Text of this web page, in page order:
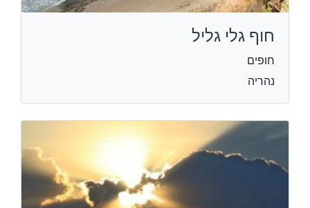
חוף גלי גליל
חופים
נהריה